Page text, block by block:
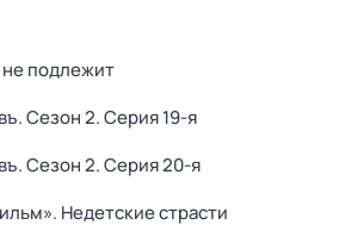
подлежит
. Сезон 2. Серия 19-я
. Сезон 2. Серия 20-я
Недетские страсти